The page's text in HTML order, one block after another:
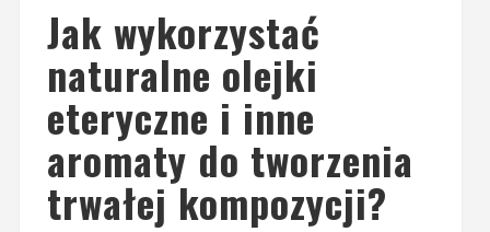
Jak wykorzystać
naturalne olejki
eteryczne i inne
aromaty do tworzenia
trwałej kompozycji?